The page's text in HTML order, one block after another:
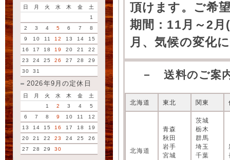
日 月 火 水 木 金
土
1
2
3 4 5 6 7
8
9
10 11 12 13 14
15
16
17 18 19 20 21
22
23
24 25 26 27 28
29
30
31
2026年9月の定休日
日 月 火 水 木 金
土
1
2 3 4
5
6
7 8 9 10 11
12
13
14 15 16 17 18
19
20
21 22 23 24 25
26
27
28 29 30
頂けます。ご希
期間：11月～2
月、気候の変化
－ 送料のご案
北海道 東北 関東
北海道
青森
秋田
岩手
宮城
茨城
栃木
群馬
埼玉
千葉